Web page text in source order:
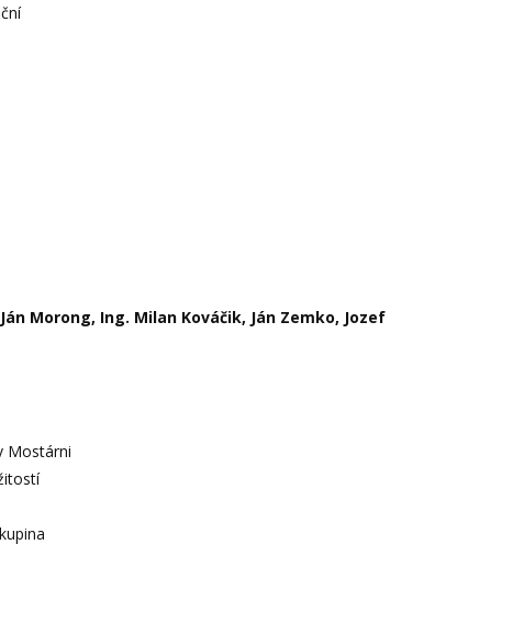
Morong, Ing. Milan Kováčik, Ján Zemko, Jozef
Mostárni